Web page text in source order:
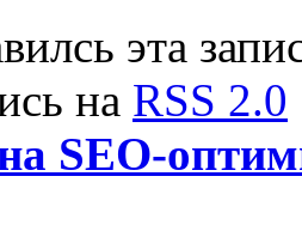
эта
на RSS 2.0
SEO-